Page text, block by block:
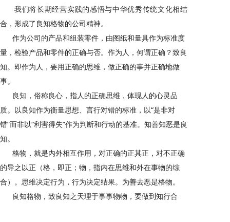
我们将长期经营实践的感悟与中华优秀传统文化相结
合，形成了良知格物的公司精神。
作为公司的产品和组装零件，由图纸和量具作为标准度
量，检验产品和零件的正确与否。作为人，何谓正确？致良
知。即作为人，要用正确的思维，做正确的事并正确地做
事。
良知，俗称良心，指人的正确思维，体现人的心灵品
质。以良知作为衡量思想、言行对错的标准，以“是非对
错”而非以“利害得失”作为判断和行动的基准。知善知恶是良
知。
格物，就是内外相互作用，对正确的正其正，对不正确
的导之以正（格，即正；物，指内在思维和外在事物的综
合）。思维决定行为，行为决定结果。为善去恶是格物。
良知格物，致良知之天理于事事物物，要做到知行合